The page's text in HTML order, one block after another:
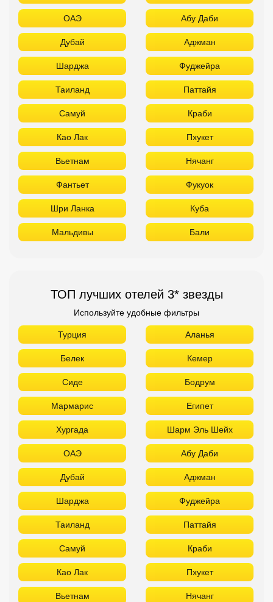
ОАЭ Абу Даби
Дубай Аджман
Шарджа Фуджейра
Таиланд Паттайя
Самуй Краби
Као Лак Пхукет
Вьетнам Нячанг
Фантьет Фукуок
Шри Ланка Куба
Мальдивы Бали
ТОП лучших отелей 3* звезды
Используйте удобные фильтры
Турция Аланья
Белек Кемер
Сиде Бодрум
Мармарис Египет
Хургада Шарм Эль Шейх
ОАЭ Абу Даби
Дубай Аджман
Шарджа Фуджейра
Таиланд Паттайя
Самуй Краби
Као Лак Пхукет
Вьетнам Нячанг